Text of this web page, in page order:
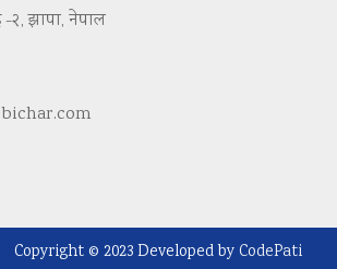
-२, झापा, नेपाल
Copyright © 2023 Developed byCodePati